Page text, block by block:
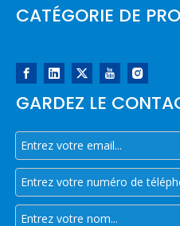
CATÉGORIE DE
GARDEZ LE